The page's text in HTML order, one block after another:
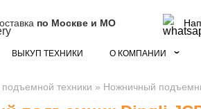
ВЫКУП ТЕХНИКИ О КОМПАНИИ
по Москве и МО
техники » Ножничный